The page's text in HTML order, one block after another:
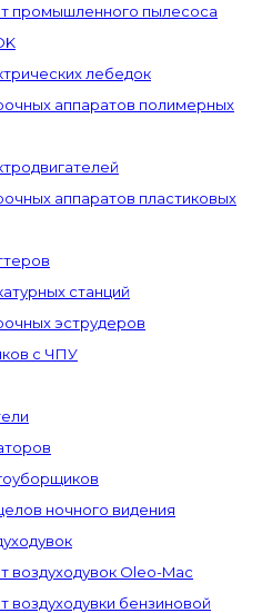
промышленного пылесоса
лебедок
аппаратов полимерных
аппаратов пластиковых
станций
эструдеров
с ЧПУ
ночного видения
воздуходувок Oleo-Mac
воздуходувки бензиновой